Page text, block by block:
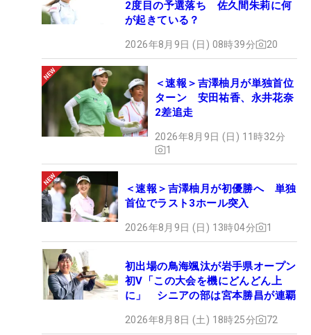
2度目の予選落ち 佐久間朱莉に何
が起きている？
2026年8月9日 (日) 08時39分 20
＜速報＞吉澤柚月が単独首位
ターン 安田祐香、永井花奈
2差追走
2026年8月9日 (日) 11時32分
1
＜速報＞吉澤柚月が初優勝へ 単独
首位でラスト3ホール突入
2026年8月9日 (日) 13時04分 1
初出場の鳥海颯汰が岩手県オープン
初V「この大会を機にどんどん上
に」 シニアの部は宮本勝昌が連覇
2026年8月8日 (土) 18時25分 72